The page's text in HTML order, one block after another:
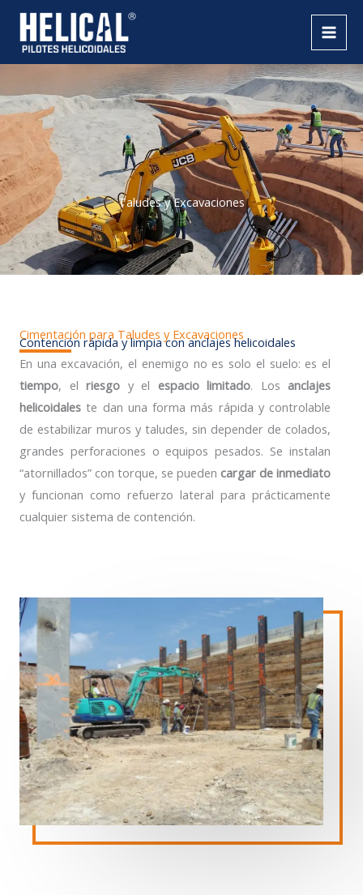
contenido
Taludes y Excavaciones
Cimentación para Taludes y Excavaciones​
Contención rápida y limpia con anclajes helicoidales
En una excavación, el enemigo no es solo el suelo: es el
tiempo, el riesgo y el espacio limitado. Los anclajes
helicoidales te dan una forma más rápida y controlable
de estabilizar muros y taludes, sin depender de colados,
grandes perforaciones o equipos pesados. Se instalan
“atornillados” con torque, se pueden cargar de inmediato
y funcionan como refuerzo lateral para prácticamente
cualquier sistema de contención.